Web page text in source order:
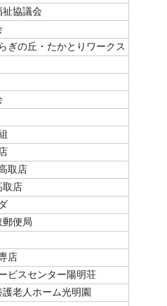
祉協議会
の丘・たかとりワークス
取店
店
便局
店
スセンター陽明荘
老人ホーム光明園